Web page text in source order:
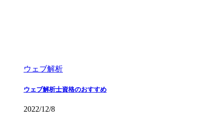
ウェブ解析
ウェブ解析士資格のおすすめ
2022/12/8